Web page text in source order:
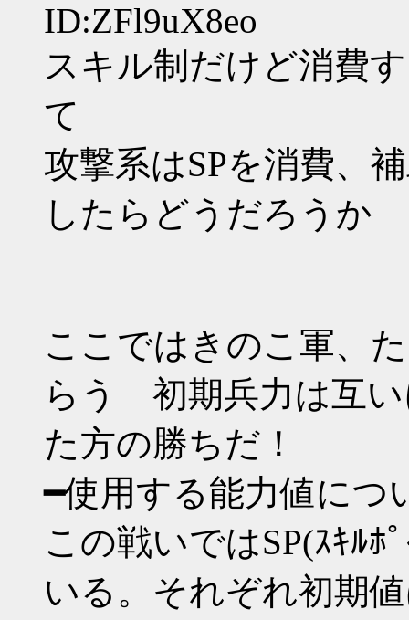
ID:ZFl9uX8eo
スキル制だけど消費
て
攻撃系はSPを消費、
したらどうだろうか
ここではきのこ軍、
らう 初期兵力は互い
た方の勝ちだ！
━使用する能力値に
この戦いではSP(ｽｷﾙﾎ
いる。それぞれ初期